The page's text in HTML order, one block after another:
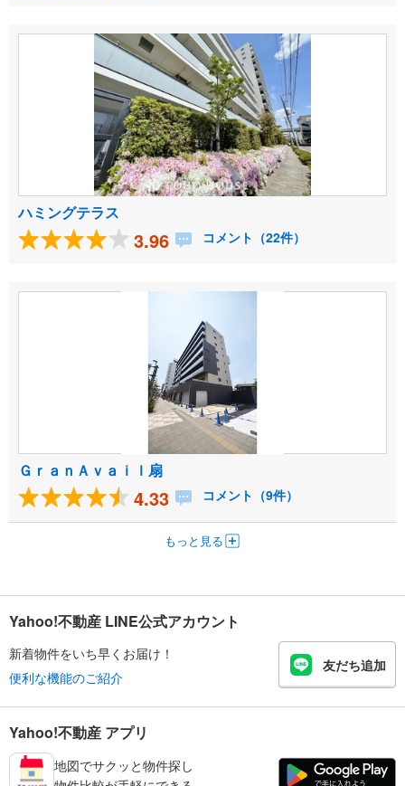
ハミングテラス
3.96 コメント（22件）
ＧｒａｎＡｖａｉｌ扇
4.33 コメント（9件）
もっと見る
Yahoo!不動産 LINE公式アカウント
新着物件をいち早くお届け！
便利な機能のご紹介
友だち追加
Yahoo!不動産 アプリ
地図でサクッと物件探し